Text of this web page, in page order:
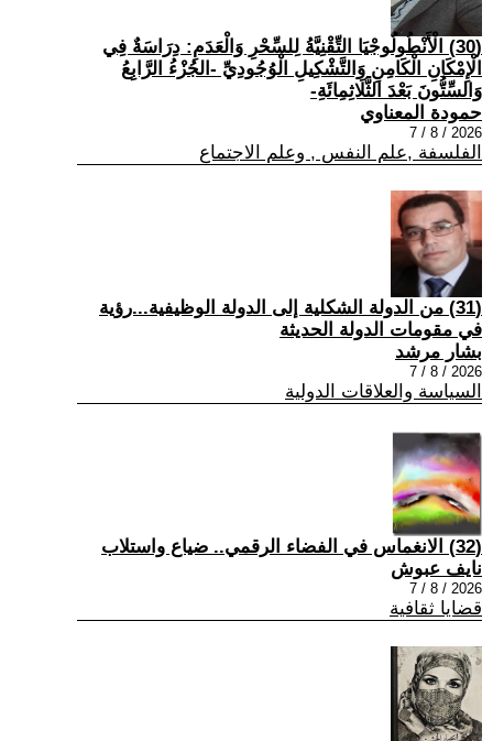
(30) الْأَنْطُولُوجْيَا التِّقْنِيَّةُ لِلسِّحْرِ وَالْعَدَمِ: دِرَاسَةٌ فِي
الْإِمْكَانِ الْكَامِنِ وَالتَّشْكِيلِ الْوُجُودِيِّ -الجُزْءُ الرَّابِعُ
وَالسِّتُّونَ بَعْدَ الثَّلَاثِمِائَةِ-
حمودة المعناوي
2026 / 8 / 7
الفلسفة ,علم النفس , وعلم الاجتماع
(31) من الدولة الشكلية إلى الدولة الوظيفية...رؤية
في مقومات الدولة الحديثة
بشار مرشد
2026 / 8 / 7
السياسة والعلاقات الدولية
(32) الانغماس في الفضاء الرقمي.. ضياع واستلاب
نايف عبوش
2026 / 8 / 7
قضايا ثقافية